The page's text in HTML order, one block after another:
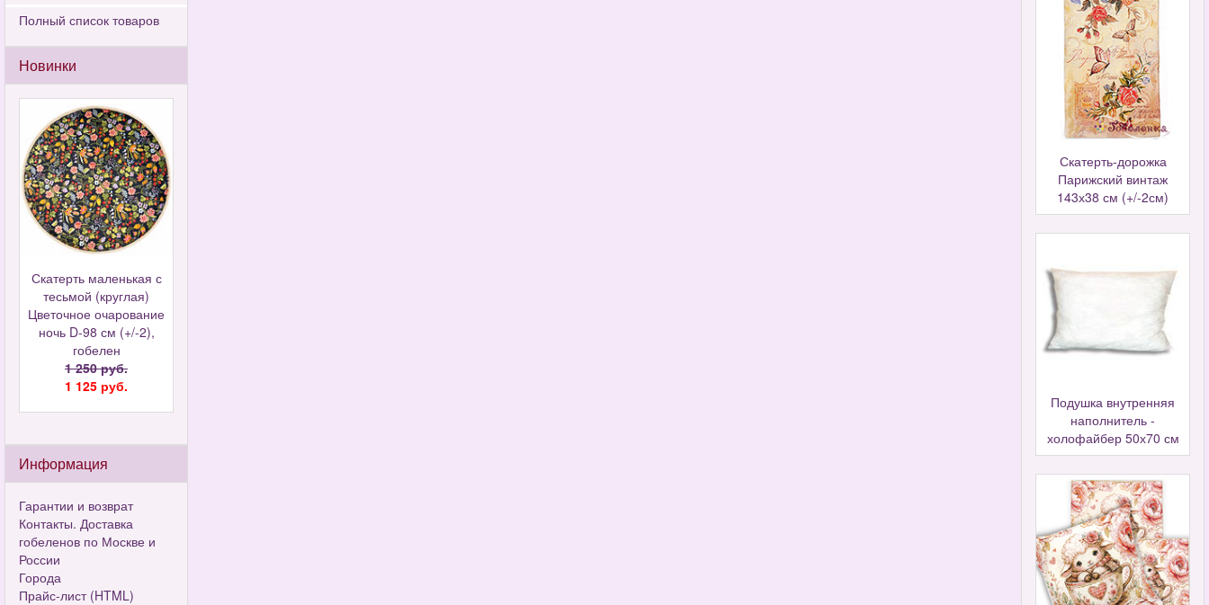
Полный список товаров
Новинки
Скатерть маленькая с
тесьмой (круглая)
Цветочное очарование
ночь D-98 см (+/-2),
гобелен
1 250 руб.
1 125 руб.
Информация
Гарантии и возврат
Контакты. Доставка
гобеленов по Москве и
России
Города
Прайс-лист (HTML)
Скатерть-дорожка
Парижский винтаж
143х38 см (+/-2см)
Подушка внутренняя
наполнитель -
холофайбер 50х70 см